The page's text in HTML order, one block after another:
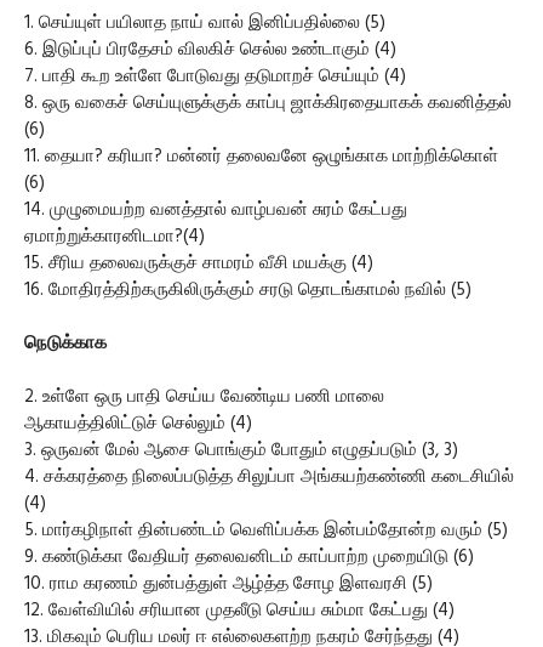
1. செய்யுள் பயிலாத நாய் வால் இனிப்பதில்லை (5)
6. இடுப்புப் பிரதேசம் விலகிச் செல்ல உண்டாகும் (4)
7. பாதி கூற உள்ளே போடுவது தடுமாறச் செய்யும் (4)
8. ஒரு வகைச் செய்யுளுக்குக் காப்பு ஜாக்கிரதையாகக் கவனித்தல்
(6)
11. தையா? கரியா? மன்னர் தலைவனே ஒழுங்காக மாற்றிக்கொள்
(6)
14. முழுமையற்ற வனத்தால் வாழ்பவன் சுரம் கேட்பது
ஏமாற்றுக்காரனிடமா?(4)
15. சீரிய தலைவருக்குச் சாமரம் வீசி மயக்கு (4)
16. மோதிரத்திற்கருகிலிருக்கும் சரடு தொடங்காமல் நவில் (5)
நெடுக்காக
2. உள்ளே ஒரு பாதி செய்ய வேண்டிய பணி மாலை
ஆகாயத்திலிட்டுச் செல்லும் (4)
3. ஒருவன் மேல் ஆசை பொங்கும் போதும் எழுதப்படும் (3, 3)
4. சக்கரத்தை நிலைப்படுத்த சிலுப்பா அங்கயற்கண்ணி கடைசியில்
(4)
5. மார்கழிநாள் தின்பண்டம் வெளிப்பக்க இன்பம்தோன்ற வரும் (5)
9. கண்டுக்கா வேதியர் தலைவனிடம் காப்பாற்ற முறையிடு (6)
10. ராம கரணம் துன்பத்துள் ஆழ்த்த சோழ இளவரசி (5)
12. வேள்வியில் சரியான முதலீடு செய்ய சும்மா கேட்பது (4)
13. மிகவும் பெரிய மலர் ஈ எல்லைகளற்ற நகரம் சேர்ந்தது (4)